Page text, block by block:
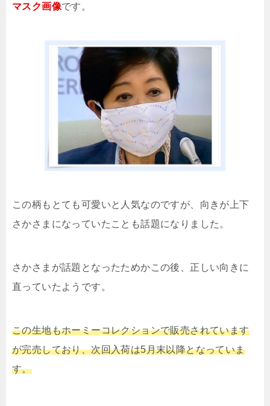
マスク画像です。
この柄もとても可愛いと人気なのですが、向きが上下
さかさまになっていたことも話題になりました。
さかさまが話題となったためかこの後、正しい向きに
直っていたようです。
この生地もホーミーコレクションで販売されています
が完売しており、次回入荷は5月末以降となっていま
す。